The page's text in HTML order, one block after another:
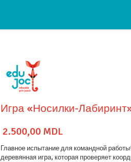
Игра «Носилки-
2.500,00 MDL
Главное испытание для командной
деревянная игра, которая проверяет